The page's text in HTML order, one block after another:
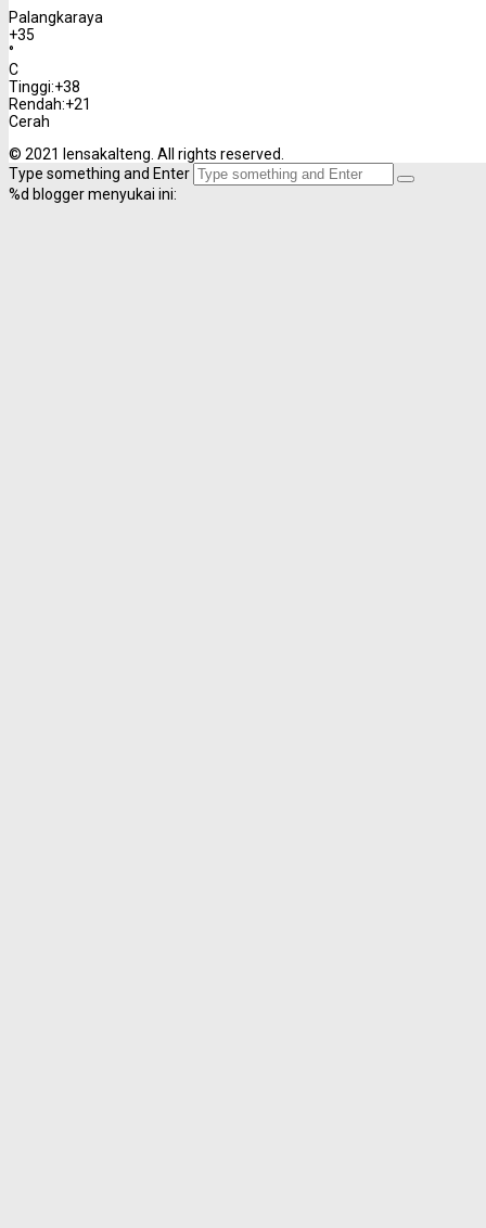
Palangkaraya
+35
°
C
Tinggi:+38
Rendah:+21
Cerah
© 2021 lensakalteng. All rights reserved.
Type something and Enter
%d blogger menyukai ini: